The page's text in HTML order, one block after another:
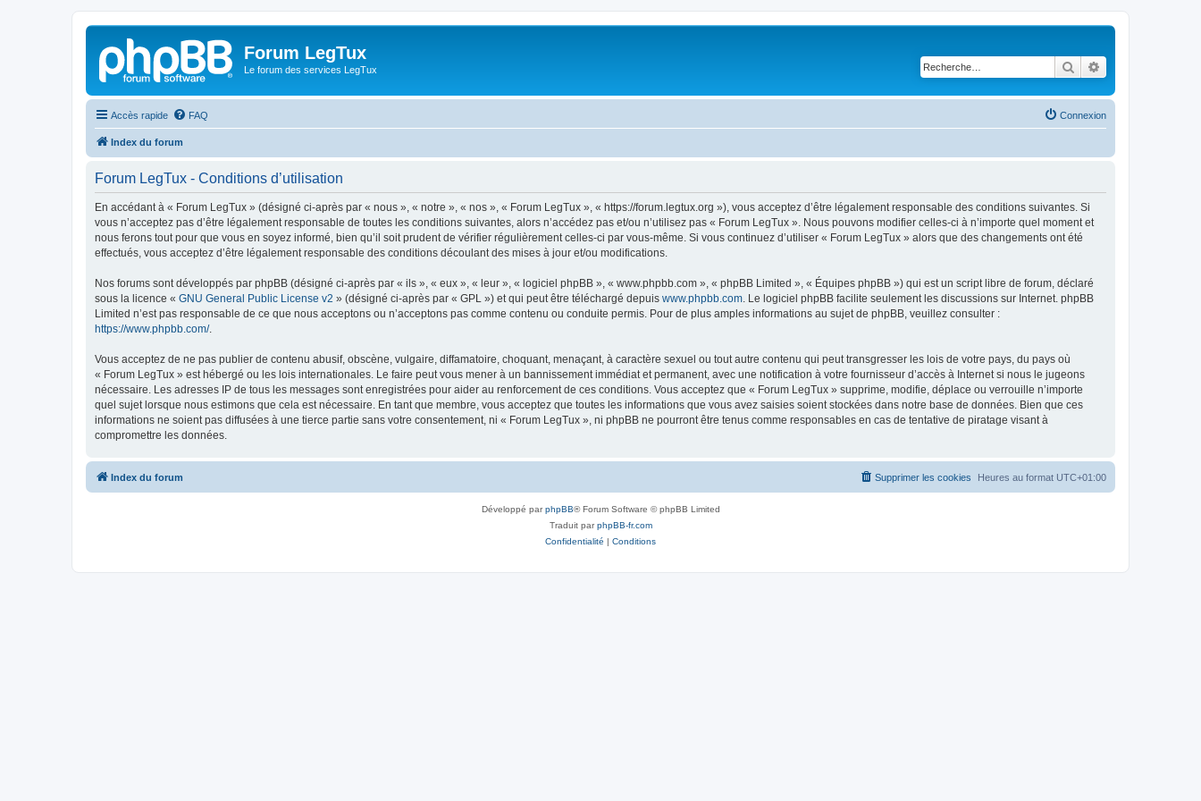
Forum LegTux
Le forum des services LegTux Rechercher
Accès rapide FAQ Connexion
Index du forum
Forum LegTux - Conditions d’utilisation
En accédant à « Forum LegTux » (désigné ci-après par « nous », « notre », « nos », « Forum LegTux », « https://forum.legtux.org »), vous acceptez d’être légalement responsable des conditions suivantes. Si
vous n’acceptez pas d’être légalement responsable de toutes les conditions suivantes, alors n’accédez pas et/ou n’utilisez pas « Forum LegTux ». Nous pouvons modifier celles-ci à n’importe quel moment et
nous ferons tout pour que vous en soyez informé, bien qu’il soit prudent de vérifier régulièrement celles-ci par vous-même. Si vous continuez d’utiliser « Forum LegTux » alors que des changements ont été
effectués, vous acceptez d’être légalement responsable des conditions découlant des mises à jour et/ou modifications.
Nos forums sont développés par phpBB (désigné ci-après par « ils », « eux », « leur », « logiciel phpBB », « www.phpbb.com », « phpBB Limited », « Équipes phpBB ») qui est un script libre de forum, déclaré
sous la licence « GNU General Public License v2 » (désigné ci-après par « GPL ») et qui peut être téléchargé depuis www.phpbb.com . Le logiciel phpBB facilite seulement les discussions sur Internet. phpBB
Limited n’est pas responsable de ce que nous acceptons ou n’acceptons pas comme contenu ou conduite permis. Pour de plus amples informations au sujet de phpBB, veuillez consulter :
https://www.phpbb.com/.
Vous acceptez de ne pas publier de contenu abusif, obscène, vulgaire, diffamatoire, choquant, menaçant, à caractère sexuel ou tout autre contenu qui peut transgresser les lois de votre pays, du pays où
« Forum LegTux » est hébergé ou les lois internationales. Le faire peut vous mener à un bannissement immédiat et permanent, avec une notification à votre fournisseur d’accès à Internet si nous le jugeons
nécessaire. Les adresses IP de tous les messages sont enregistrées pour aider au renforcement de ces conditions. Vous acceptez que « Forum LegTux » supprime, modifie, déplace ou verrouille n’importe
quel sujet lorsque nous estimons que cela est nécessaire. En tant que membre, vous acceptez que toutes les informations que vous avez saisies soient stockées dans notre base de données. Bien que ces
informations ne soient pas diffusées à une tierce partie sans votre consentement, ni « Forum LegTux », ni phpBB ne pourront être tenus comme responsables en cas de tentative de piratage visant à
compromettre les données.
Index du forum Heures au format UTC+01:00
Supprimer les cookies
Développé parphpBB® Forum Software © phpBB Limited
Traduit parphpBB-fr.com
Confidentialité | Conditions